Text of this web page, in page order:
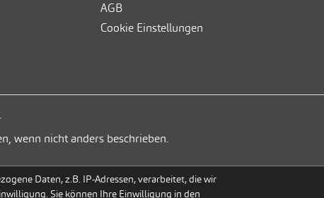
AGB
Cookie Einstellungen
wenn nicht anders beschrieben.
Daten, z.B. IP-Adressen, verarbeitet, die wir
Sie können Ihre Einwilligung in den